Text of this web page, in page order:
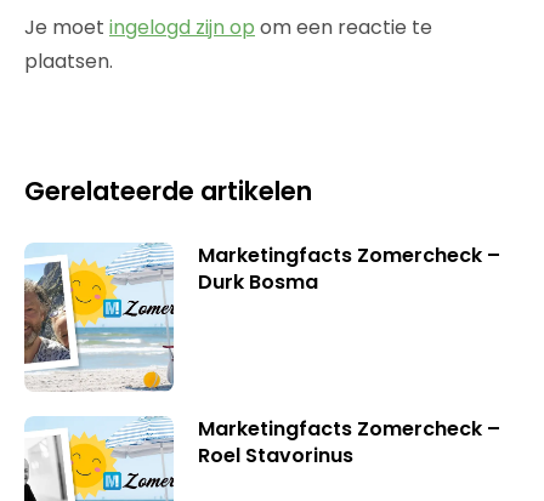
Je moet ingelogd zijn op om een reactie te
plaatsen.
Gerelateerde artikelen
Marketingfacts Zomercheck –
Durk Bosma
Marketingfacts Zomercheck –
Roel Stavorinus